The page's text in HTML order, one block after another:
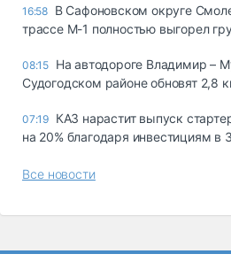
16:58 В Сафоновском округе
трассе М-1 полностью выгорел
08:15 На автодороге Владимир –
Судогодском районе обновят 2,8
07:19 КАЗ нарастит выпуск
на 20% благодаря инвестициям в
Все новости